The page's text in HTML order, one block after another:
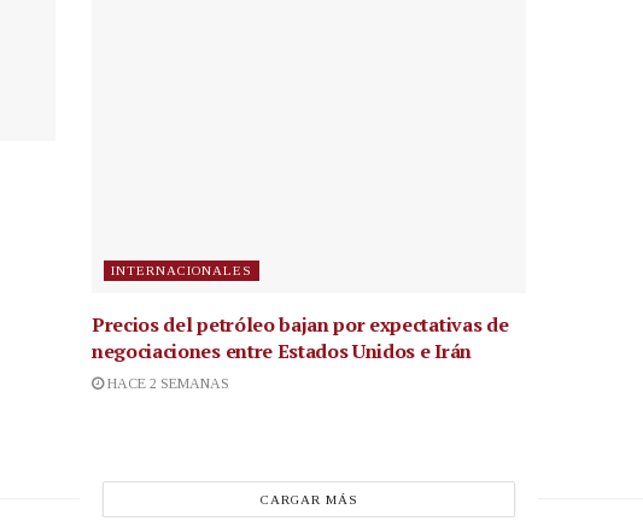
INTERNACIONALES
Precios del petróleo bajan por expectativas de
negociaciones entre Estados Unidos e Irán
HACE 2 SEMANAS
CARGAR MÁS